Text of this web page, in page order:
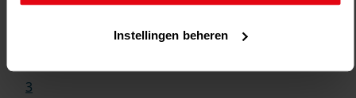
Instellingen beheren
3